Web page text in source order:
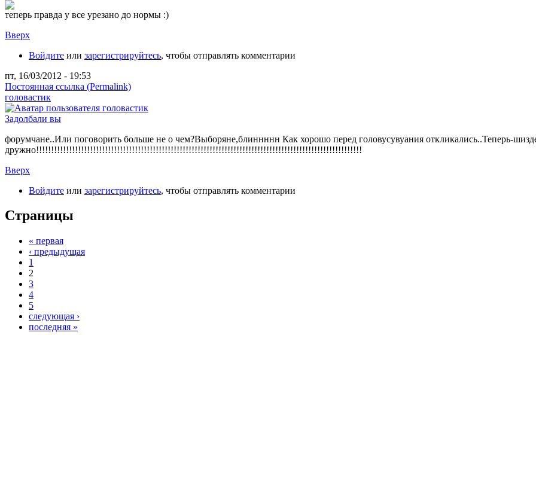
теперь правда у все урезано до нормы :)
Вверх
Войдите или зарегистрируйтесь, чтобы отправлять комментарии
пт, 16/03/2012 - 19:53
Постоянная ссылка (Permalink)
головастик
Задолбали вы
форумчане..Или поговорить больше не о чем?Выборяне,блиннннн Как хорошо перед головусувуания откликались..Теперь-
дружно!!!!!!!!!!!!!!!!!!!!!!!!!!!!!!!!!!!!!!!!!!!!!!!!!!!!!!!!!!!!!!!!!!!!!!!!!!!!!!!!!!!!!!!!!!!!!!!!!!!!!!!!!!!!!
Вверх
Войдите или зарегистрируйтесь, чтобы отправлять комментарии
Страницы
« первая
‹ предыдущая
1
2
3
4
5
следующая ›
последняя »